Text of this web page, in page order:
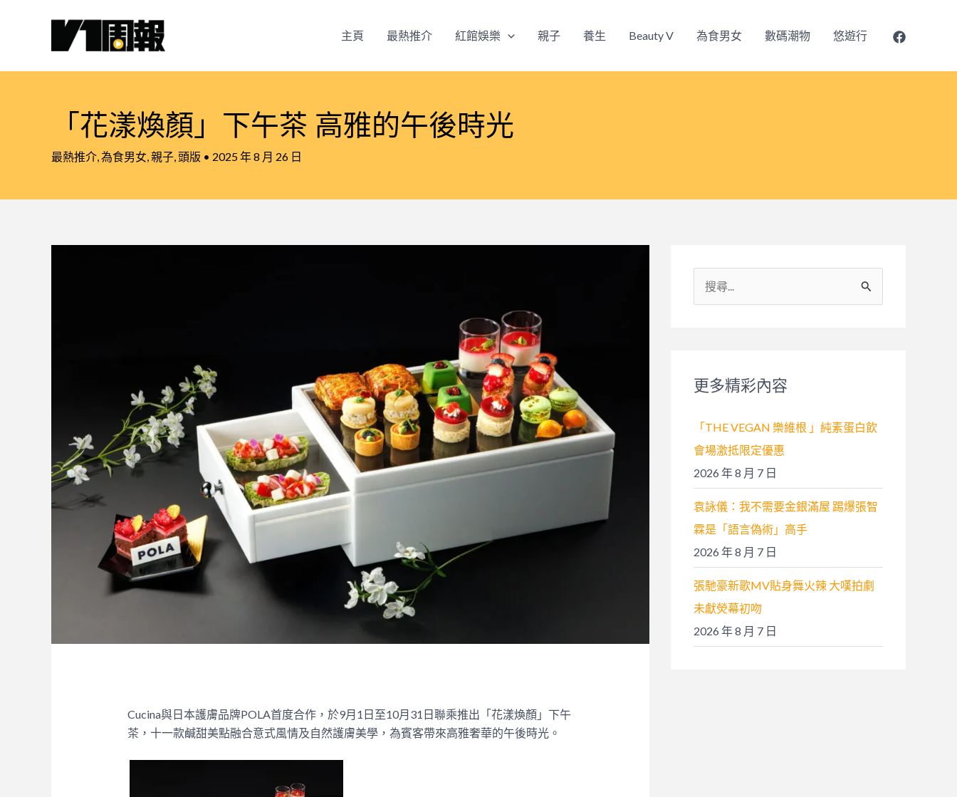
主頁 最熱推介 紅館娛樂 親子 養生 Beauty V 為食男女 數碼潮物 悠遊行
「花漾煥顏」下午茶 高雅的午後時光
最熱推介 為食男女 親子 頭版 • 2025 年 8 月 26 日
Cucina與日本護膚品牌POLA首度合作，於9月1日至10月31日聯乘推出「花漾煥顏」下午
茶，十一款鹹甜美點融合意式風情及自然護膚美學，為賓客帶來高雅奢華的午後時光。
尋
:更多精彩內容
「THE VEGAN 樂維根 」純素蛋白飲
會場激抵限定優惠
2026 年 8 月 7 日
袁詠儀：我不需要金銀滿屋 踢爆張智
霖是「語言偽術」高手
2026 年 8 月 7 日
張馳豪新歌MV貼身舞火辣 大嘆拍劇
未獻熒幕初吻
2026 年 8 月 7 日